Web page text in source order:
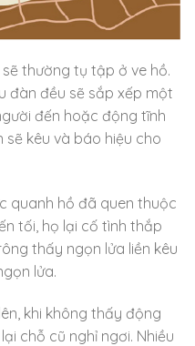
thường tụ tập ở ve hồ.
đàn đều sẽ sắp xếp một
đến hoặc động tĩnh
kêu và báo hiệu cho
quanh hồ đã quen thuộc
tối, họ lại cố tình thắp
thấy ngọn lửa liền kêu
lửa.
khi không thấy động
chỗ cũ nghỉ ngơi. Nhiều